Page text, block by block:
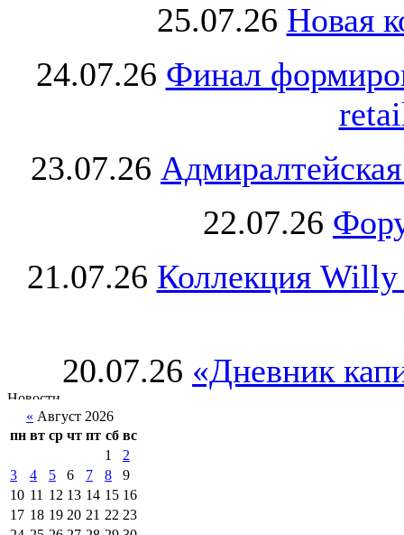
25.07.26 Новая
24.07.26 Финал
23.07.26
22.07.26
21.07.26 Коллекция Willy
20.07.26 «Дневник
« Август 2026
пн вт ср чт пт сб вс
1
2
3
4 5 6 7 8
9
10 11 12 13 14 15 16
17 18 19 20 21 22 23